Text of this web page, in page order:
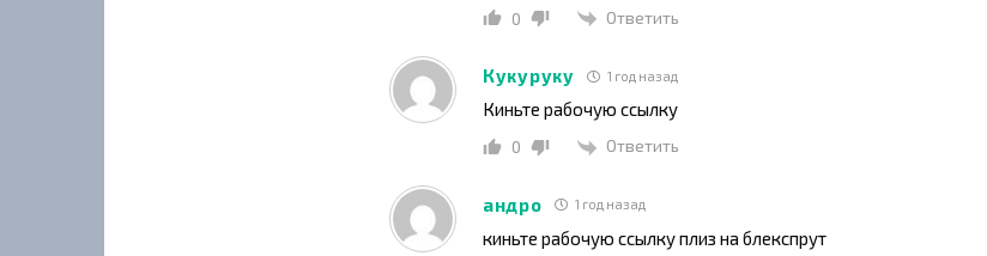
0 Ответить
Кукуруку 1 год назад
Киньте рабочую ссылку
0 Ответить
андро 1 год назад
киньте рабочую ссылку плиз на блекспрут